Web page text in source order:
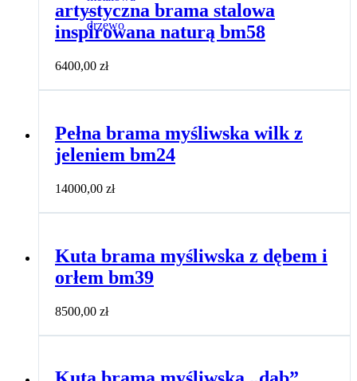
artystyczna brama stalowa
inspirowana naturą bm58
6400,00 zł
Pełna brama myśliwska wilk z
jeleniem bm24
14000,00 zł
Kuta brama myśliwska z dębem i
orłem bm39
8500,00 zł